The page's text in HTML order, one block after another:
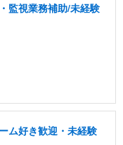
監視業務補助/未経験
ム好き歓迎・未経験